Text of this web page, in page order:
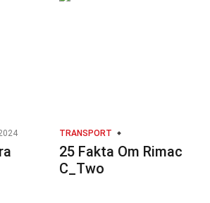
TRANSPORT
25 Fakta Om Rimac
C_Two